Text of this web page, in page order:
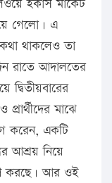
হকার্স মার্কেট
গেলো। এ
থাকলেও তা
রাতে আদালতের
দ্বিতীয়বারের
মাঝে
করেন, একটি
আশ্রয় নিয়ে
করছে। আর ওই